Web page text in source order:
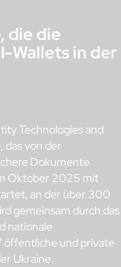
die die
Wallets in der
Technologies and
das von der
Dokumente
Oktober 2025 mit
an der über 300
gemeinsam durch das
nationale
öffentliche und private
Ukraine.